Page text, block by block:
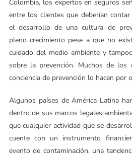
Colombia, los expertos en seguros
entre los clientes que deberían
el desarrollo de una cultura de
pleno crecimiento pese a que no
cuidado del medio ambiente y
sobre la prevención. Muchos de los
conciencia de prevención lo hacen por
Algunos países de América Latina
dentro de sus marcos legales
que cualquier actividad que se
cuente con un instrumento
evento de contaminación, una